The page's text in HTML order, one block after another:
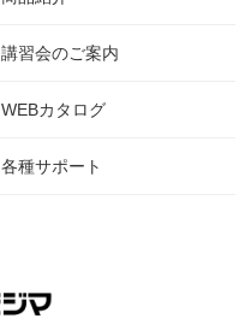
講習会のご案内
WEBカタログ
各種サポート